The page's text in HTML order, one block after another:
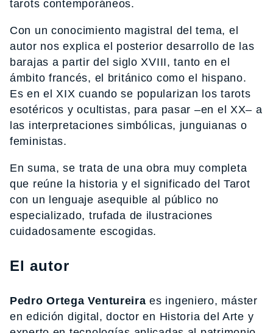
tarots contemporáneos.
Con un conocimiento magistral del tema, el
autor nos explica el posterior desarrollo de las
barajas a partir del siglo XVIII, tanto en el
ámbito francés, el británico como el hispano.
Es en el XIX cuando se popularizan los tarots
esotéricos y ocultistas, para pasar –en el XX– a
las interpretaciones simbólicas, junguianas o
feministas.
En suma, se trata de una obra muy completa
que reúne la historia y el significado del Tarot
con un lenguaje asequible al público no
especializado, trufada de ilustraciones
cuidadosamente escogidas.
El autor
Pedro Ortega Ventureira es ingeniero, máster
en edición digital, doctor en Historia del Arte y